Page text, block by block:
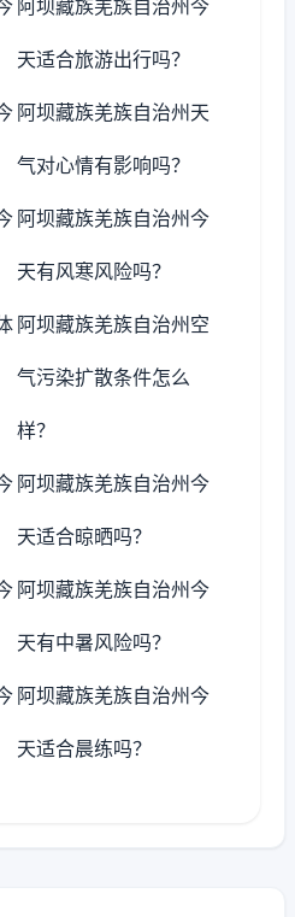
阿坝藏族羌族自治州今
天适合旅游出行吗？
阿坝藏族羌族自治州天
气对心情有影响吗？
阿坝藏族羌族自治州今
天有风寒风险吗？
阿坝藏族羌族自治州空
气污染扩散条件怎么
样？
阿坝藏族羌族自治州今
天适合晾晒吗？
阿坝藏族羌族自治州今
天有中暑风险吗？
阿坝藏族羌族自治州今
天适合晨练吗？